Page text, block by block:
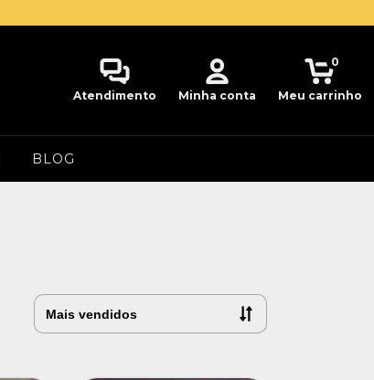
Atendimento Minha conta Meu carrinho
0
BLOG